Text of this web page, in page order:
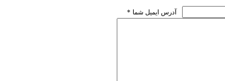
* آدرس ايميل شما